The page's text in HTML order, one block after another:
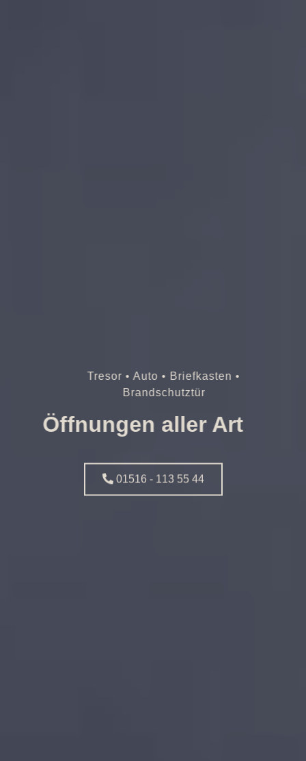
Tresor • Auto • Briefkasten •
Brandschutztür
Öffnungen aller Art
01516 - 113 55 44